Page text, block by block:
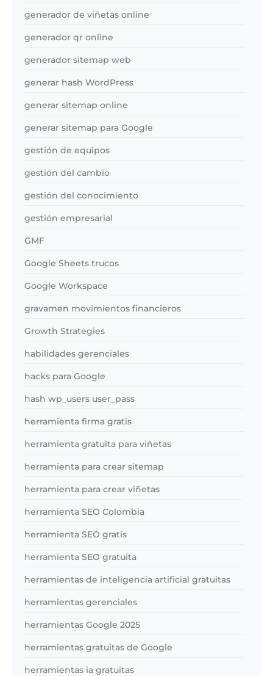
generador de viñetas online
generador qr online
generador sitemap web
generar hash WordPress
generar sitemap online
generar sitemap para Google
gestión de equipos
gestión del cambio
gestión del conocimiento
gestión empresarial
GMF
Google Sheets trucos
Google Workspace
gravamen movimientos financieros
Growth Strategies
habilidades gerenciales
hacks para Google
hash wp_users user_pass
herramienta firma gratis
herramienta gratuita para viñetas
herramienta para crear sitemap
herramienta para crear viñetas
herramienta SEO Colombia
herramienta SEO gratis
herramienta SEO gratuita
herramientas de inteligencia artificial gratuitas
herramientas gerenciales
herramientas Google 2025
herramientas gratuitas de Google
herramientas ia gratuitas